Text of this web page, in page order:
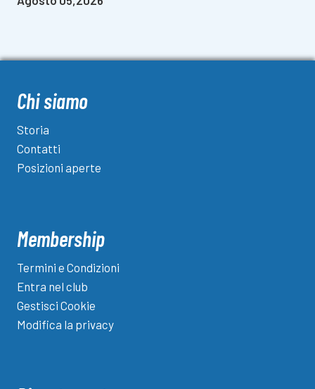
Chi siamo
Storia
Contatti
Posizioni aperte
Membership
Termini e Condizioni
Entra nel club
Gestisci Cookie
Modifica la privacy